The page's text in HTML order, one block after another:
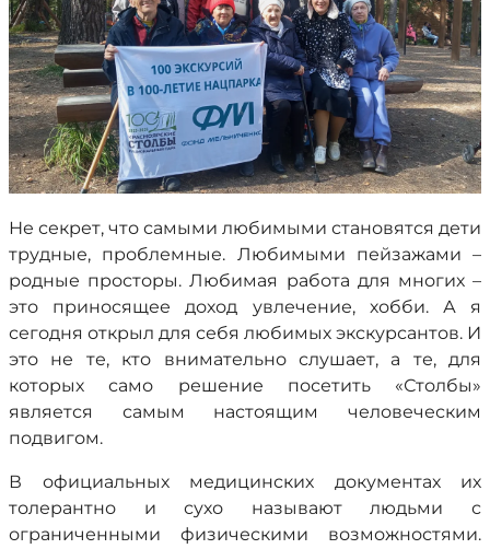
Не секрет, что самыми любимыми становятся дети
трудные, проблемные. Любимыми пейзажами –
родные просторы. Любимая работа для многих –
это приносящее доход увлечение, хобби. А я
сегодня открыл для себя любимых экскурсантов. И
это не те, кто внимательно слушает, а те, для
которых само решение посетить «Столбы»
является самым настоящим человеческим
подвигом.
В официальных медицинских документах их
толерантно и сухо называют людьми с
ограниченными физическими возможностями.